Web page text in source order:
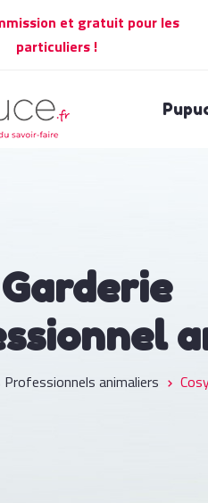
et gratuit pour les
particuliers !
Professionnels animaliers